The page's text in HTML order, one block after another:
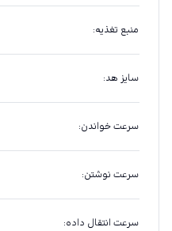
منبع تغذیه:
سایز هد:
سرعت خواندن:
سرعت نوشتن:
سرعت انتقال داده: